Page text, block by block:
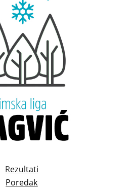
Rezultati
Poredak